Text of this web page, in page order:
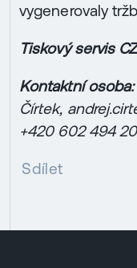
vygenerovaly
Tiskový servis
Kontaktní osoba:
Čírtek,
+420 602 494
Sdílet